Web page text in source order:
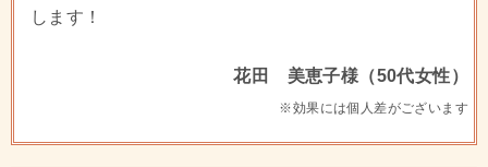
します！
花田 美恵子様（50代女性）
※効果には個人差がございます